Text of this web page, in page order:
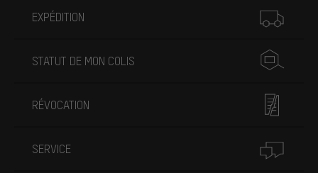
EXPÉDITION
STATUT DE MON COLIS
RÉVOCATION
SERVICE